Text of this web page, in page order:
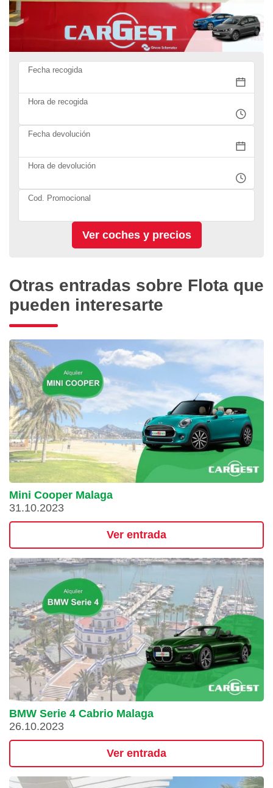
Fecha recogida
Hora de recogida
Fecha devolución
Hora de devolución
Cod. Promocional
Otras entradas sobre Flota que
pueden interesarte
Mini Cooper Malaga
31.10.2023
Ver entrada
BMW Serie 4 Cabrio Malaga
26.10.2023
Ver entrada